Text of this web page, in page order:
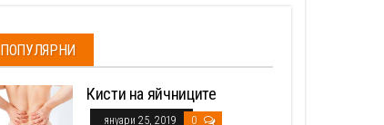
ПОПУЛЯРНИ
Кисти на яйчниците
януари 25, 2019 0